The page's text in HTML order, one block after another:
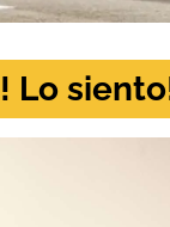
Lo